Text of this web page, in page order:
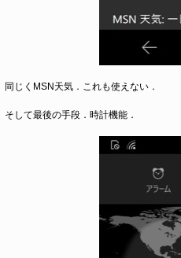
同じくMSN天気．これも使えない．
そして最後の手段．時計機能．